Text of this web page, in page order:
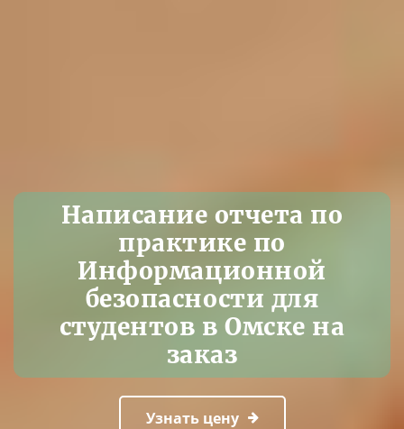
Написание отчета по
практике по
Информационной
безопасности для
студентов в Омске на
заказ
Узнать цену